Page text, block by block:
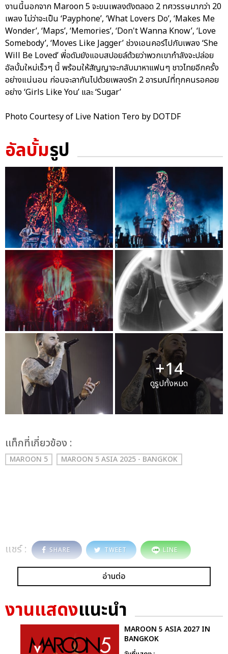
งานนี้นอกจาก Maroon 5 จะขนเพลงดังตลอด 2 ทศวรรษมากว่า 20
เพลง ไม่ว่าจะเป็น ‘Payphone’, ‘What Lovers Do’, ‘Makes Me
Wonder’, ‘Maps’, ‘Memories’, ‘Don't Wanna Know’, ‘Love
Somebody’, ‘Moves Like Jagger’ ช่วงเอนคอร์ไปกับเพลง ‘She
Will Be Loved’ พี่อดัมยังแอบสปอยล์ด้วยว่าพวกเขากำลังจะปล่อย
อัลบั้มใหม่เร็วๆ นี้ พร้อมให้สัญญาจะกลับมาหาแฟนๆ ชาวไทยอีกครั้ง
อย่างแน่นอน ก่อนจะลากันไปด้วยเพลงรัก 2 อารมณ์ที่ทุกคนรอคอย
อย่าง ‘Girls Like You’ และ ‘Sugar’
Photo Courtesy of Live Nation Tero by DOTDF
อัลบั้มรูป
+14
ดูรูปทั้งหมด
เเท็กที่เกี่ยวข้อง :
MAROON 5 MAROON 5 ASIA 2025 - BANGKOK
แชร์ : SHARE TWEET LINE
อ่านต่อ
งานแสดงแนะนำ
MAROON 5 ASIA 2027 IN
BANGKOK